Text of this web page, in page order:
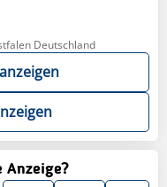
Deutschland
Anzeige?